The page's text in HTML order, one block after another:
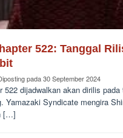
522: Tanggal
pada30 September 2024
522 dijadwalkan akan dirilis
Yamazaki Syndicate mengira
[…]